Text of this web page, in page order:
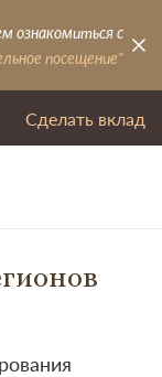
ознакомиться с
посещение"
Сделать вклад